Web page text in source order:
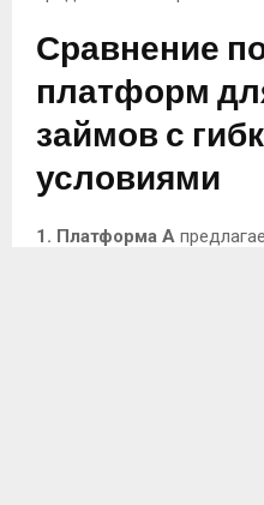
Сравнение
платформ
займов с
условиями
1. Платформа A